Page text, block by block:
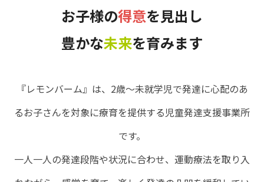
お子様の得意を見出し
豊かな未来を育みます
『レモンバーム』は、2歳～未就学児で発達に心配のあ
るお子さんを対象に療育を提供する児童発達支援事業所
です。
一人一人の発達段階や状況に合わせ、運動療法を取り入